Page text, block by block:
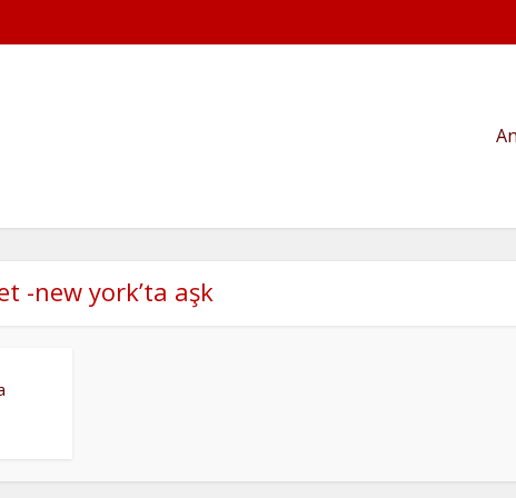
-new york’ta aşk